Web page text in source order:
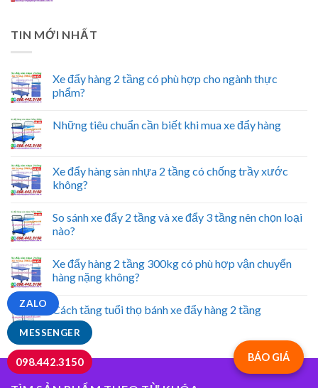
TIN MỚI NHẤT
Xe đẩy hàng 2 tầng có phù hợp cho ngành thực
phẩm?
Những tiêu chuẩn cần biết khi mua xe đẩy hàng
Xe đẩy hàng sàn nhựa 2 tầng có chống trầy xước
không?
So sánh xe đẩy 2 tầng và xe đẩy 3 tầng nên chọn loại
nào?
Xe đẩy hàng 2 tầng 300kg có phù hợp vận chuyển
hàng nặng không?
Cách tăng tuổi thọ bánh xe đẩy hàng 2 tầng
BÁO GIÁ
MESSENGER
ZALO
098.442.3150